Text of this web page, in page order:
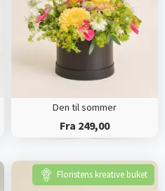
Den til sommer
Fra 249,00
Floristens kreative buket